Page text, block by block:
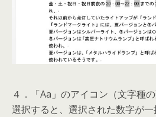
４．「Aa」のアイコン（文字種
選択すると、選択された数字が